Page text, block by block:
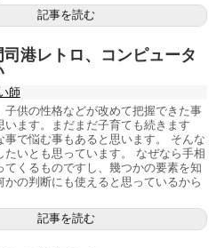
記事を読む
港レトロ、コンピュータ
師
子供の性格などが改めて把握できた事
います。まだまだ子育ても続きます
事で悩む事もあると思います。 そんな
たいとも思っています。 なぜなら手相
てくるものですし、幾つかの要素を知
かの判断にも使えると思っているから
記事を読む